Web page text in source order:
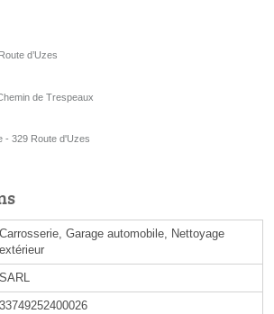
d’Uzes
de Trespeaux
- 329 Route d'Uzes
Carrosserie, Garage automobile, Nettoyage
extérieur
SARL
33749252400026